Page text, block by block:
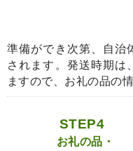
準備ができ次第、自治
されます。発送時期は
ますので、お礼の品の
STEP4
お礼の品・